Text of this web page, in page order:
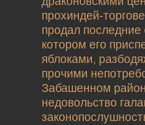
прохиндей-
продал последние
котором его
яблоками,
прочими
Забашенном
недовольство